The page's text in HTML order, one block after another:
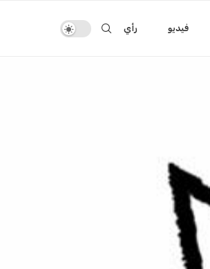
فيديو رأي